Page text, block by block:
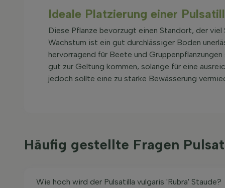
Ideale Platzierung einer
Diese Pflanze bevorzugt einen Standort, der
Wachstum ist ein gut durchlässiger Boden
hervorragend für Beete und
gut zur Geltung kommen, solange für eine
jedoch sollte eine zu starke Bewässerung
Häufig gestellte Fragen
Wie hoch wird der Pulsatilla vulgaris 'Rubra' Staude?